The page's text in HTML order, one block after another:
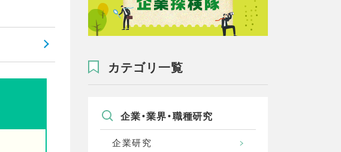
カテゴリ一覧
企業・業界・職種研究
企業研究